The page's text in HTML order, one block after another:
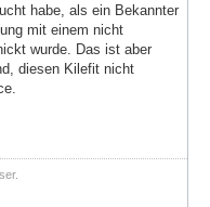
habe, als ein Bekannter
mit einem nicht
wurde. Das ist aber
diesen Kilefit nicht